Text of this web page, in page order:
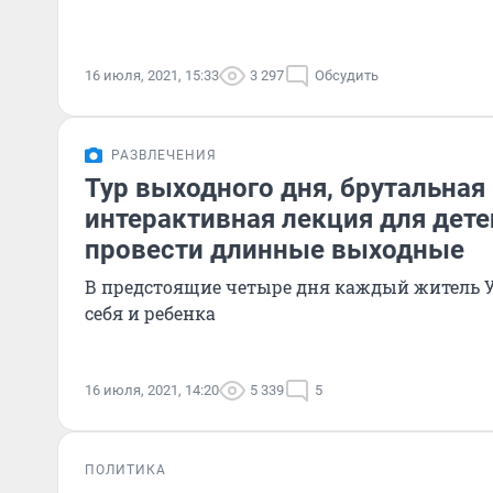
16 июля, 2021, 15:33 3 297 Обсудить
РАЗВЛЕЧЕНИЯ
Тур выходного дня,
интерактивная лекция для
провести длинные выходные
В предстоящие четыре дня каждый житель
себя и ребенка
16 июля, 2021, 14:20 5 339 5
ПОЛИТИКА